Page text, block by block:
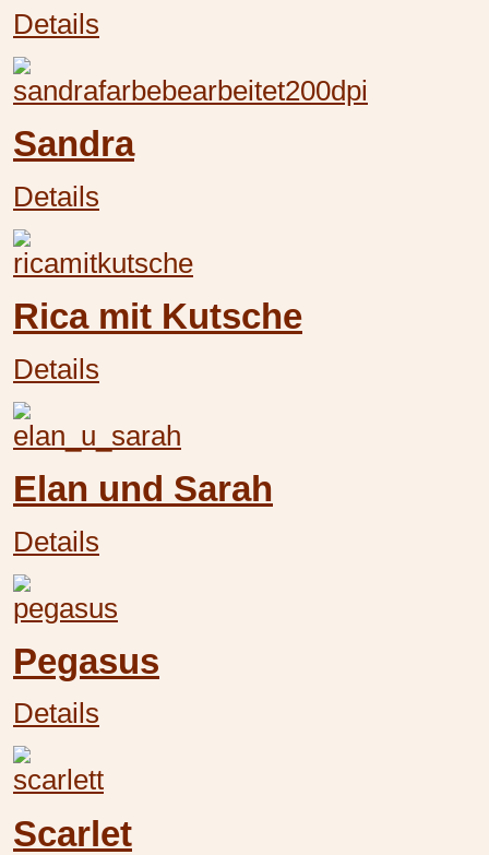
Details
Sandra
Details
Rica mit Kutsche
Details
Elan und Sarah
Details
Pegasus
Details
Scarlet